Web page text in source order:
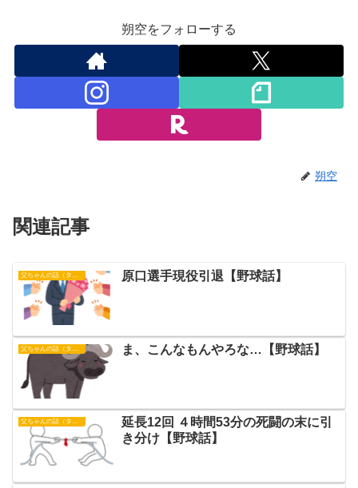
朔空をフォローする
朔空
関連記事
父ちゃんの話（タイガース） 原口選手現役引退【野球話】
ま、こんなもんやろな…【野球話】
父ちゃんの話（タイガース）
延長12回 ４時間53分の死闘の末に引
き分け【野球話】